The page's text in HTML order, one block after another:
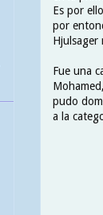
Es por
por
Hjulsager
Fue una
pudo
a la